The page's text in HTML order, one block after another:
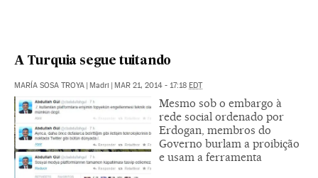
A Turquia segue tuitando
MARÍA SOSA TROYA | Madri | MAR 21, 2014 - 17:18 EDT
Mesmo sob o embargo à
rede social ordenado por
Erdogan, membros do
Governo burlam a proibição
e usam a ferramenta